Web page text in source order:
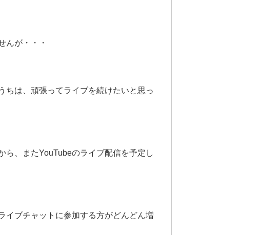
んが・・・
ちは、頑張ってライブを続けたいと思っ
ら、またYouTubeのライブ配信を予定し
イブチャットに参加する方がどんどん増